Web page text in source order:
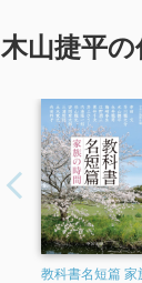
木山捷平の
教科書名短篇 家